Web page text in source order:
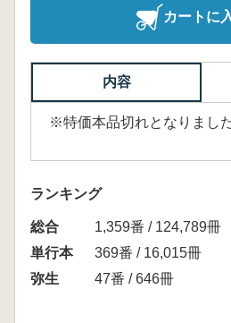
カートに
内容
※特価本品切れとなりまし
ランキング
総合
1,359番 / 124,789冊
単行本
369番 / 16,015冊
弥生
47番 / 646冊